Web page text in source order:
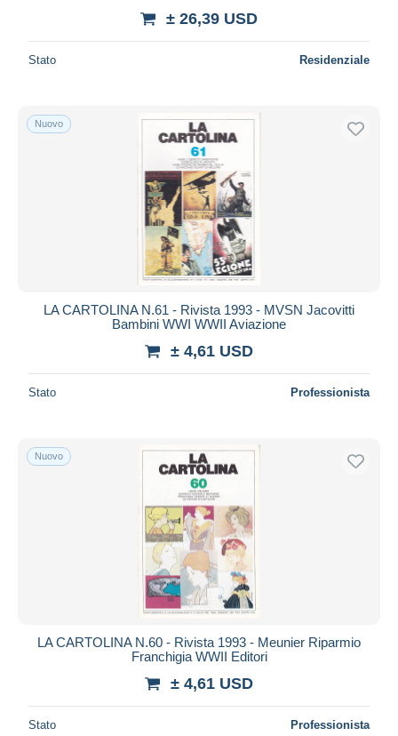
± 26,39 USD
Stato Residenziale
Nuovo
LA CARTOLINA N.61 - Rivista 1993 - MVSN Jacovitti
Bambini WWI WWII Aviazione
± 4,61 USD
Stato Professionista
Nuovo
LA CARTOLINA N.60 - Rivista 1993 - Meunier Riparmio
Franchigia WWII Editori
± 4,61 USD
Stato Professionista